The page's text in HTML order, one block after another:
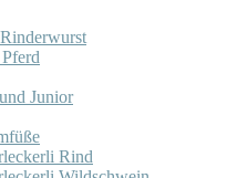
Junior
Rind